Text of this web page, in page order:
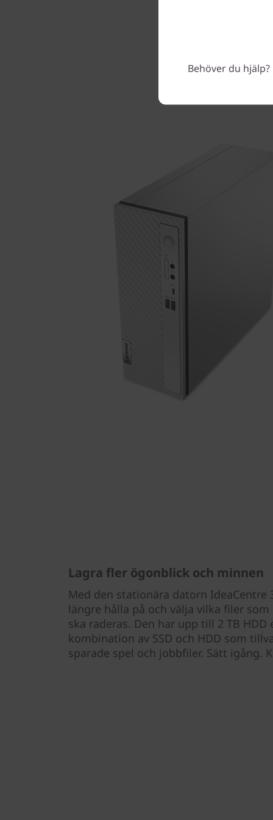
Lagra fler ögonblick och minnen
Med den stationära datorn IdeaCentre
längre hålla på och välja vilka filer
ska raderas. Den har upp till 2 TB HDD
kombination av SSD och HDD som
sparade spel och jobbfiler. Sätt igång.
Behöver du